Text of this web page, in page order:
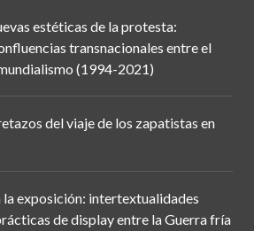
estéticas de la protesta:
transnacionales entre el
(1994-2021)
del viaje de los zapatistas en
la exposición: intertextualidades
de display entre la Guerra fría